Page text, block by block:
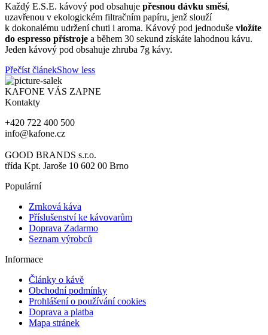
Každý E.S.E. kávový pod obsahuje přesnou dávku směsi,
uzavřenou v ekologickém filtračním papíru, jenž slouží
k dokonalému udržení chuti i aroma. Kávový pod jednoduše vložíte
do espresso přístroje a během 30 sekund získáte lahodnou kávu.
Jeden kávový pod obsahuje zhruba 7g kávy.
Přečíst článekShow less
KAFONE VÁS ZAPNE
Kontakty
+420 722 400 500
info@kafone.cz
GOOD BRANDS s.r.o.
třída Kpt. Jaroše 10 602 00 Brno
Populární
Zrnková káva
Příslušenství ke kávovarům
Doprava Zadarmo
Seznam výrobců
Informace
Články o kávě
Obchodní podmínky
Prohlášení o používání cookies
Doprava a platba
Mapa stránek